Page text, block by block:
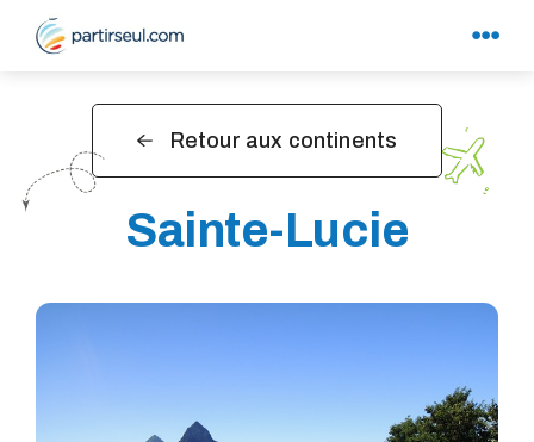
Retour aux continents
Sainte-Lucie